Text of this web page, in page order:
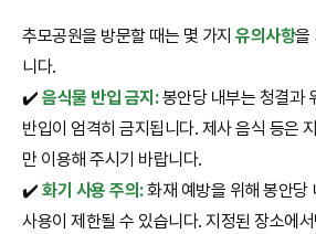
추모공원을 방문할 때는 몇 가지유의사항을
니다.
✔️음식물 반입 금지:봉안당 내부는 청결과
반입이 엄격히 금지됩니다. 제사 음식 등은
만 이용해 주시기 바랍니다.
✔️화기 사용 주의:화재 예방을 위해 봉안당
사용이 제한될 수 있습니다. 지정된 장소에